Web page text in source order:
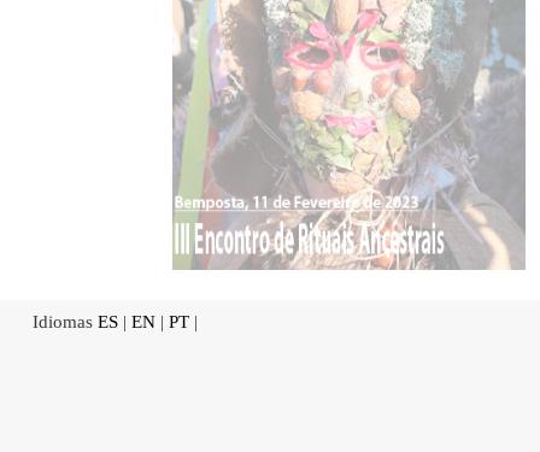
Idiomas ES | EN | PT |